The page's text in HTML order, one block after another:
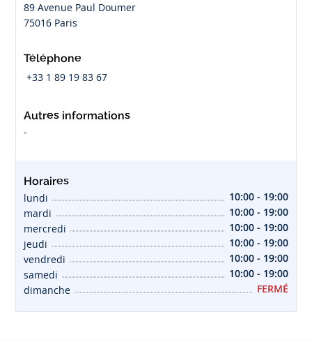
89 Avenue Paul Doumer
75016 Paris
Téléphone
+33 1 89 19 83 67
Autres informations
-
Horaires
lundi
10:00 - 19:00
mardi
10:00 - 19:00
mercredi
10:00 - 19:00
jeudi
10:00 - 19:00
vendredi
10:00 - 19:00
samedi
10:00 - 19:00
dimanche
FERMÉ